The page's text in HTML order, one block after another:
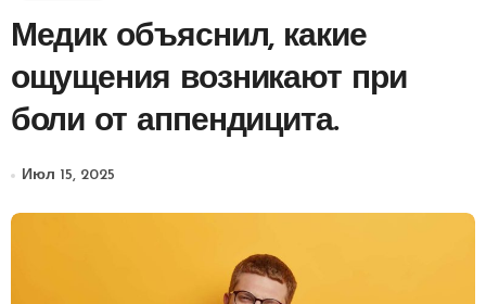
Медик объяснил, какие
ощущения возникают при
боли от аппендицита.
Июл 15, 2025